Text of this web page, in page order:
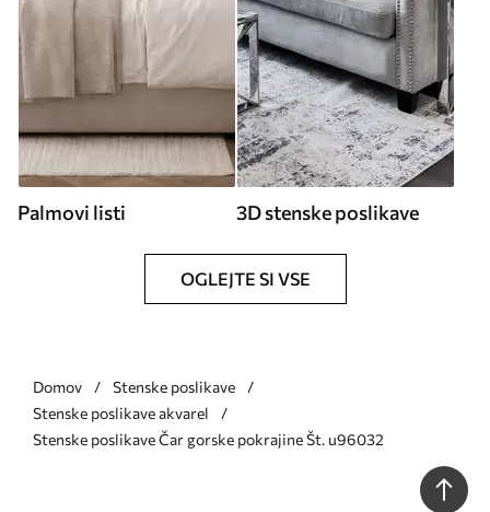
Palmovi listi 3D stenske poslikave
OGLEJTE SI VSE
Domov
Stenske poslikave
Stenske poslikave akvarel
Stenske poslikave Čar gorske pokrajine Št. u96032